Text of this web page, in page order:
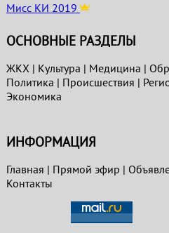
Мисс КИ 2019
ОСНОВНЫЕ РАЗДЕЛЫ
ЖКХ| Культура | Медицина |
Политика | Проиcшествия |
Экономика
ИНФОРМАЦИЯ
Главная | Прямой эфир |
Контакты